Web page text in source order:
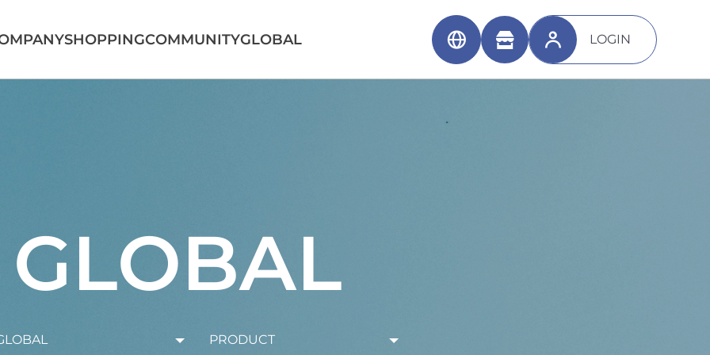
SHOPPINGCOMMUNITYGLOBAL LOGIN
GLOBAL
PRODUCT